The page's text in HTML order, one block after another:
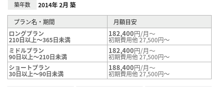
築年数 2014年 2月 築
プラン名・期間
月額目安
ロングプラン
210日以上～365日未満
182,400円/月～
初期費用他 27,500円～
ミドルプラン
90日以上～210日未満
182,400円/月～
初期費用他 27,500円～
ショートプラン
30日以上～90日未満
188,400円/月～
初期費用他 27,500円～